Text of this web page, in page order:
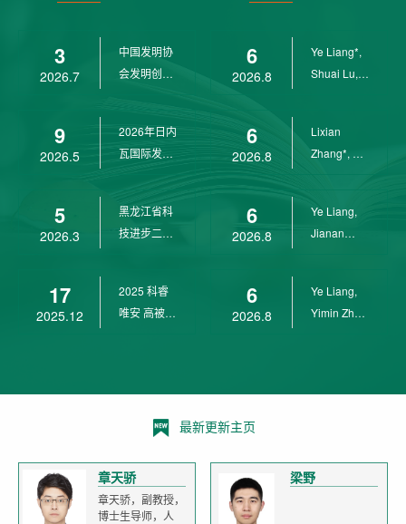
3
2026.7
中国发明协
会发明创业
9
2026.5
2026年日内
瓦国际发明
5
2026.3
黑龙江省科
技进步二等
17
2025.12
2025 科睿
唯安 高被引
6
2026.8
Ye Liang*,
Shuai Lu,
6
2026.8
Lixian
Zhang*, Ye
6
2026.8
Ye Liang,
Jianan
6
2026.8
Ye Liang,
Yimin Zhu,
最新更新主页
章天骄
章天骄，副教授，
博士生导师，人
梁野